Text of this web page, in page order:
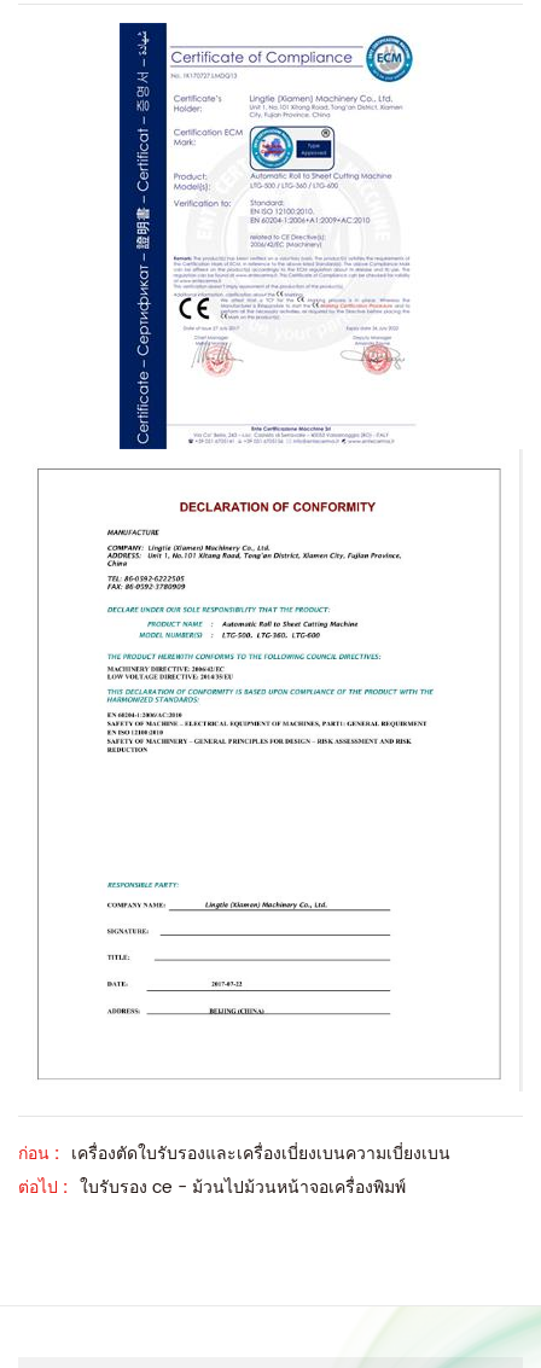
ก่อน : เครื่องตัดใบรับรองและเครื่องเบี่ยงเบนความเบี่ยงเบน
ต่อไป : ใบรับรอง ce - ม้วนไปม้วนหน้าจอเครื่องพิมพ์